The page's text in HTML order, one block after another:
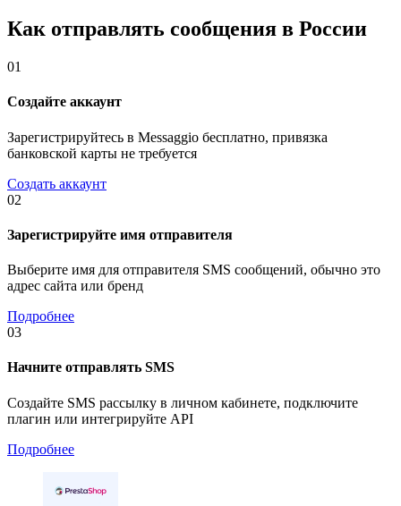
Как отправлять сообщения в России
01
Создайте аккаунт
Зарегистрируйтесь в Messaggio бесплатно, привязка
банковской карты не требуется
Создать аккаунт
02
Зарегистрируйте имя отправителя
Выберите имя для отправителя SMS сообщений, обычно это
адрес сайта или бренд
Подробнее
03
Начните отправлять SMS
Создайте SMS рассылку в личном кабинете, подключите
плагин или интегрируйте API
Подробнее